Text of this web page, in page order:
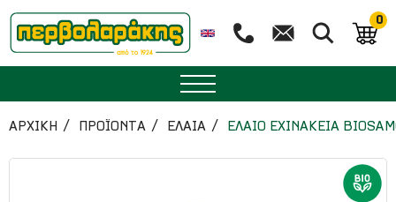
0
ΜΠΑΧΑΡΙΚΑ
ΒΟΤΑΝΑ
ΑΡΧΙΚΉ ΠΡΟΪΟΝΤΑ ΕΛΑΙΑ ΕΛΑΙΟ ΕΧΙΝΑΚΕΙΑ